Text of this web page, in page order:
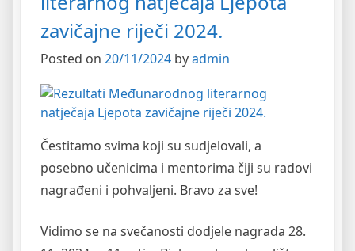
zavičajne riječi 2024.
Posted on 20/11/2024 byadmin
Čestitamo svima koji su sudjelovali, a
posebno učenicima i mentorima čiji su radovi
nagrađeni i pohvaljeni. Bravo za sve!
Vidimo se na svečanosti dodjele nagrada 28.